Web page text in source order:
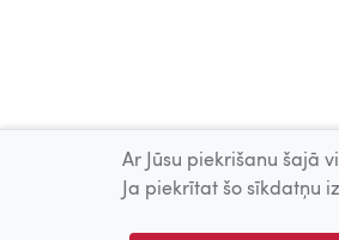
Ar Jūsu piekrišanu šajā
Ja piekrītat šo sīkdatņu